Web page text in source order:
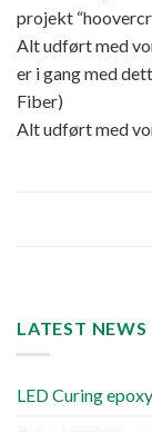
projekt
Alt udført med
er i gang med
Fiber)
Alt udført med
LATEST NEWS
LED Curing